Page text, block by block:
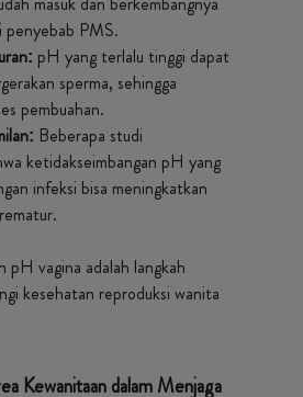
penyebab PMS.
pH yang terlalu tinggi dapat
sperma, sehingga
pembuahan.
Beberapa studi
ketidakseimbangan pH yang
infeksi bisa meningkatkan
pH vagina adalah langkah
kesehatan reproduksi wanita
Kewanitaan dalam Menjaga